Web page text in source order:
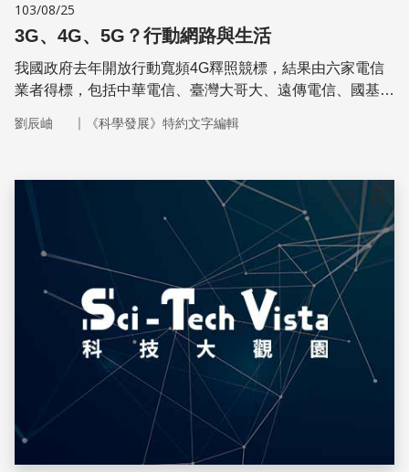
103/08/25
3G、4G、5G？行動網路與生活
我國政府去年開放行動寬頻4G釋照競標，結果由六家電信
業者得標，包括中華電信、臺灣大哥大、遠傳電信、國基電
經常聽到的2G、3G、4G或甚至5G，都是用來區別網路通
差別何在，及其演進又如何影響到我們的生活
劉辰岫 ｜ 《科學發展》特約文字編輯
儲存